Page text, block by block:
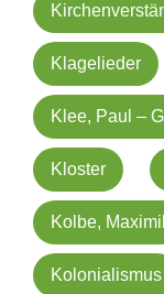
Klagelieder
Klee, Paul –
Kloster
Kolbe,
Kolonialismus